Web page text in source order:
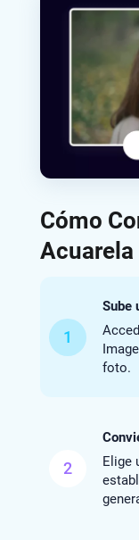
Cómo
Acuarela
1
Sube
foto.
2
Elige